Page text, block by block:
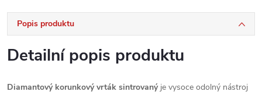
Popis produktu
Detailní popis produktu
Diamantový korunkový vrták sintrovanýje vysoce odolný nástroj